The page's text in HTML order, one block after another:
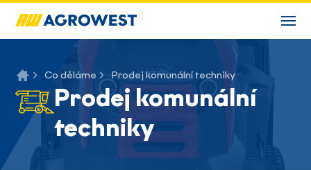
Co děláme Prodej komunální techniky
Prodej komunální
techniky